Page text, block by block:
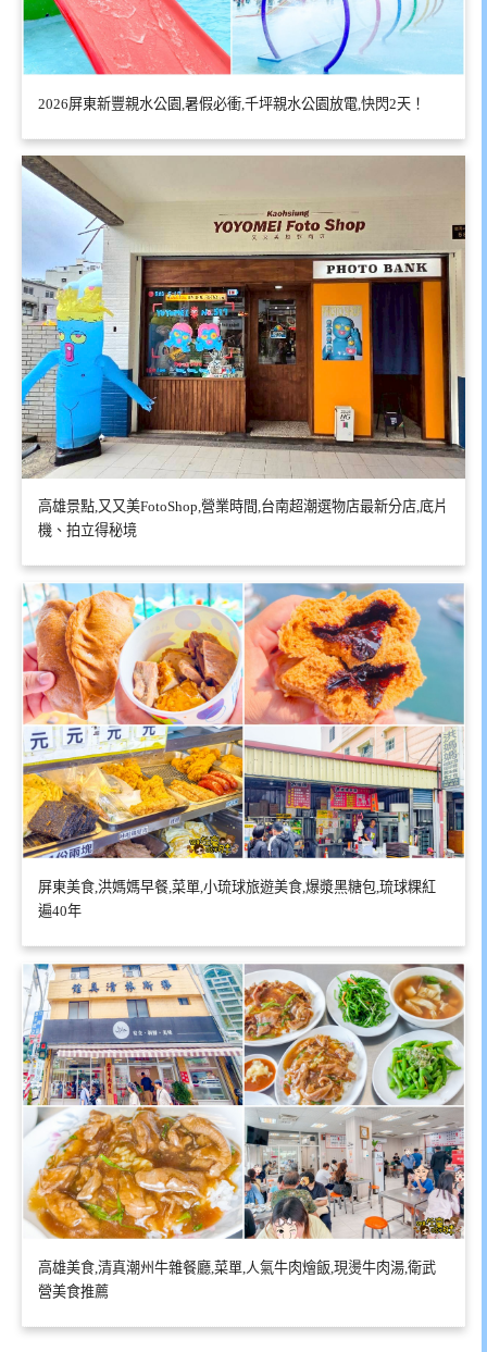
2026屏東新豐親水公園,暑假必衝,千坪親水公園放電,快閃2天！
高雄景點,又又美FotoShop,營業時間,台南超潮選物店最新分店,底片
機、拍立得秘境
屏東美食,洪媽媽早餐,菜單,小琉球旅遊美食,爆漿黑糖包,琉球粿紅
遍40年
高雄美食,清真潮州牛雜餐廳,菜單,人氣牛肉燴飯,現燙牛肉湯,衛武
營美食推薦